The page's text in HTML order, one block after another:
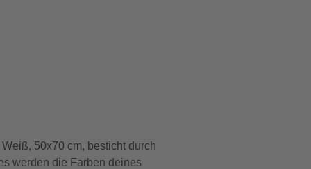
50x70 cm, besticht durch
werden die Farben deines